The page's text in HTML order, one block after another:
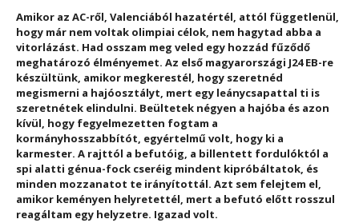
Amikor az AC-ről, Valenciából hazatértél, attól függetlenül,
hogy már nem voltak olimpiai célok, nem hagytad abba a
vitorlázást. Had osszam meg veled egy hozzád fűződő
meghatározó élményemet. Az első magyarországi J24 EB-re
készültünk, amikor megkerestél, hogy szeretnéd
megismerni a hajóosztályt, mert egy leánycsapattal ti is
szeretnétek elindulni. Beültetek négyen a hajóba és azon
kívül, hogy fegyelmezetten fogtam a
kormányhosszabbítót, egyértelmű volt, hogy ki a
karmester. A rajttól a befutóig, a billentett fordulóktól a
spi alatti génua-fock cseréig mindent kipróbáltatok, és
minden mozzanatot te irányítottál. Azt sem felejtem el,
amikor keményen helyretettél, mert a befutó előtt rosszul
reagáltam egy helyzetre. Igazad volt.